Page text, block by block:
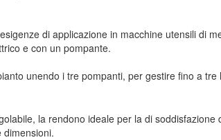
di applicazione in macchine utensili di
e con un pompante.
unendo i tre pompanti, per gestire fino a tre
la rendono ideale per la di
dimensioni.